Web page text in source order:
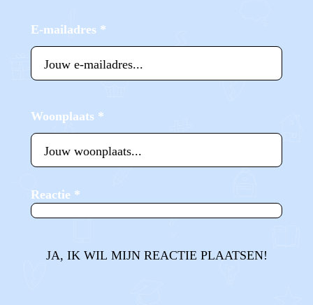
E-mailadres *
Woonplaats *
Reactie *
JA, IK WIL MIJN REACTIE PLAATSEN!